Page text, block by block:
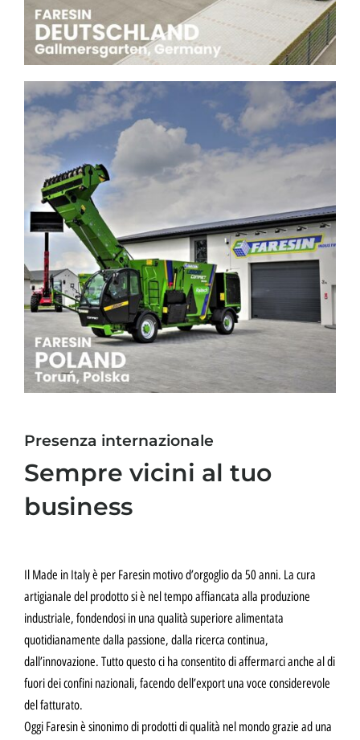
Presenza internazionale
Sempre vicini al tuo
business
Il Made in Italy è per Faresin motivo d’orgoglio da 50 anni. La cura
artigianale del prodotto si è nel tempo affiancata alla produzione
industriale, fondendosi in una qualità superiore alimentata
quotidianamente dalla passione, dalla ricerca continua,
dall’innovazione. Tutto questo ci ha consentito di affermarci anche al di
fuori dei confini nazionali, facendo dell’export una voce considerevole
del fatturato.
Oggi Faresin è sinonimo di prodotti di qualità nel mondo grazie ad una